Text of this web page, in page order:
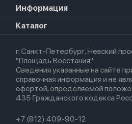
iPad Pro 11 M5 (2025)
Apple Watch Series 8
Apple Watch SE 2022
Airpods Pro
Airpods 3
Airpods (1-е)
EarPods
Apple TV
HomePod 2
Для iPhone
Для Macbook
Информация
О магазине
Политика конфиденциальности
Оплата и доставка
Партнерская программа
Гарантия
Обмен и возврат
Бонусы
Каталог
Новые поступления
Популярное
Акции
г. Санкт-Петербург, Невский
"Площадь Восстания"
Сведения указанные на сайте
справочная информация и не
офертой, определяемой
435 Гражданского кодекса
+7 (812) 409-90-12